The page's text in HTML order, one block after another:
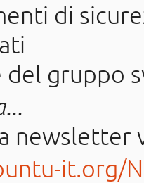
di
del gruppo
newsletter
it.org/